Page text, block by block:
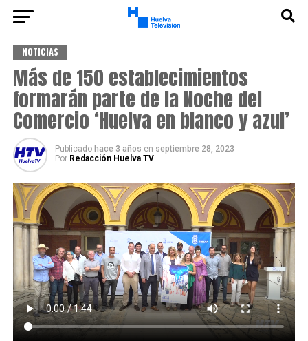
NOTICIAS
Más de 150 establecimientos
formarán parte de la Noche del
Comercio ‘Huelva en blanco y azul’
Publicado hace 3 años en septiembre 28, 2023
Por Redacción Huelva TV